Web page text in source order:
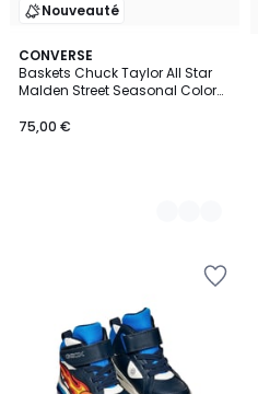
Nouveauté
CONVERSE
Baskets Chuck Taylor All Star
Malden Street Seasonal Color
75,00 €
2
Couleurs